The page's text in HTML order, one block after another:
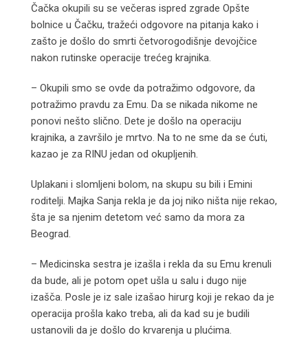
Čačka okupili su se večeras ispred zgrade Opšte
bolnice u Čačku, tražeći odgovore na pitanja kako i
zašto je došlo do smrti četvorogodišnje devojčice
nakon rutinske operacije trećeg krajnika.
– Okupili smo se ovde da potražimo odgovore, da
potražimo pravdu za Emu. Da se nikada nikome ne
ponovi nešto slično. Dete je došlo na operaciju
krajnika, a završilo je mrtvo. Na to ne sme da se ćuti,
kazao je za RINU jedan od okupljenih.
Uplakani i slomljeni bolom, na skupu su bili i Emini
roditelji. Majka Sanja rekla je da joj niko ništa nije rekao,
šta je sa njenim detetom već samo da mora za
Beograd.
– Medicinska sestra je izašla i rekla da su Emu krenuli
da bude, ali je potom opet ušla u salu i dugo nije
izašča. Posle je iz sale izašao hirurg koji je rekao da je
operacija prošla kako treba, ali da kad su je budili
ustanovili da je došlo do krvarenja u plućima.